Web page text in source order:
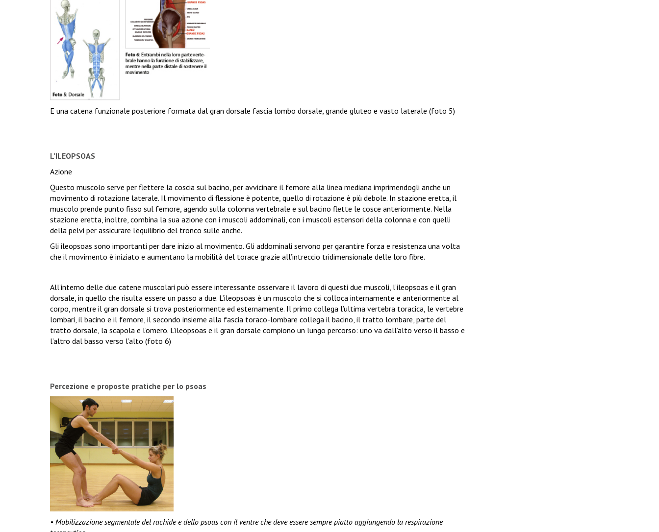
E una catena funzionale posteriore formata dal gran dorsale fascia lombo dorsale, grande gluteo e vasto laterale (foto 5)
L’ILEOPSOAS
Azione
Questo muscolo serve per flettere la coscia sul bacino, per avvicinare il femore alla linea mediana imprimendogli anche un
movimento di rotazione laterale. Il movimento di flessione è potente, quello di rotazione è più debole. In stazione eretta, il
muscolo prende punto fisso sul femore, agendo sulla colonna vertebrale e sul bacino flette le cosce anteriormente. Nella
stazione eretta, inoltre, combina la sua azione con i muscoli addominali, con i muscoli estensori della colonna e con quelli
della pelvi per assicurare l’equilibrio del tronco sulle anche.
Gli ileopsoas sono importanti per dare inizio al movimento. Gli addominali servono per garantire forza e resistenza una volta
che il movimento è iniziato e aumentano la mobilità del torace grazie all’intreccio tridimensionale delle loro fibre.
All’interno delle due catene muscolari può essere interessante osservare il lavoro di questi due muscoli, l’ileopsoas e il gran
dorsale, in quello che risulta essere un passo a due. L’ileopsoas è un muscolo che si colloca internamente e anteriormente al
corpo, mentre il gran dorsale si trova posteriormente ed esternamente. Il primo collega l’ultima vertebra toracica, le vertebre
lombari, il bacino e il femore, il secondo insieme alla fascia toraco-lombare collega il bacino, il tratto lombare, parte del
tratto dorsale, la scapola e l’omero. L’ileopsoas e il gran dorsale compiono un lungo percorso: uno va dall’alto verso il basso e
l’altro dal basso verso l’alto (foto 6)
Percezione e proposte pratiche per lo psoas
• Mobilizzazione segmentale del rachide e dello psoas con il ventre che deve essere sempre piatto aggiungendo la respirazione